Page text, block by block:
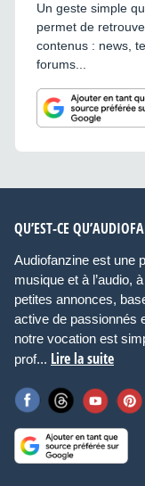
Un geste simple
permet de
contenus : news,
forums...
QU’EST-CE
Audiofanzine est une
musique et à l’audio,
petites annonces,
active de passionnés
notre vocation est
prof... Lire la suite